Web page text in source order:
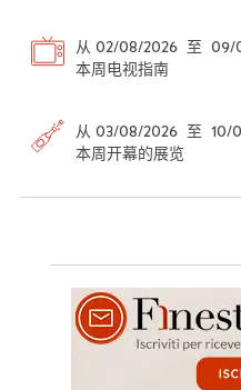
从 02/08/2026 至 09/
本周电视指南
从 03/08/2026 至 10/
本周开幕的展览